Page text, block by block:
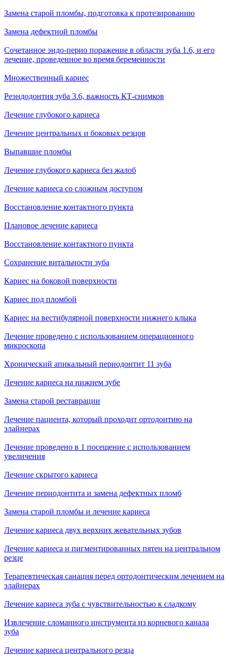
Замена старой пломбы, подготовка к протезированию
Замена дефектной пломбы
Сочетанное эндо-перио поражение в области зуба 1.6, и его
лечение, проведенное во время беременности
Множественный кариес
Реэндодонтия зуба 3.6, важность КТ-снимков
Лечение глубокого кариеса
Лечение центральных и боковых резцов
Выпавшие пломбы
Лечение глубокого кариеса без жалоб
Лечение кариеса со сложным доступом
Восстановление контактного пункта
Плановое лечение кариеса
Восстановление контактного пункта
Сохранение витальности зуба
Кариес на боковой поверхности
Кариес под пломбой
Кариес на вестибулярной поверхности нижнего клыка
Лечение проведено с использованием операционного
микроскопа
Хронический апикальный периодонтит 11 зуба
Лечение кариеса на нижнем зубе
Замена старой реставрации
Лечение пациента, который проходит ортодонтию на
элайнерах
Лечение проведено в 1 посещение с использованием
увеличения
Лечение скрытого кариеса
Лечение периодонтита и замена дефектных пломб
Замена старой пломбы и лечение кариеса
Лечение кариеса двух верхних жевательных зубов
Лечение кариеса и пигментированных пятен на центральном
резце
Терапевтическая санация перед ортодонтическим лечением на
элайнерах
Лечение кариеса зуба с чувствительностью к сладкому
Извлечение сломанного инструмента из корневого канала
зуба
Лечение кариеса центрального резца